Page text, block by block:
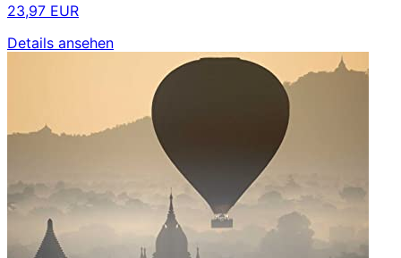
23,97 EUR
Details ansehen